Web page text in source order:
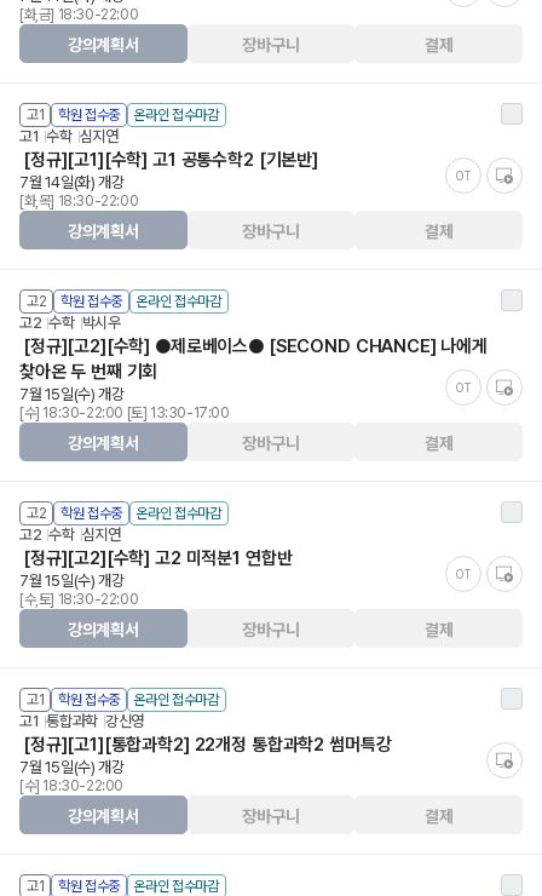
[화,금] 18:30-22:00
강의계획서 장바구니 결제
고1 학원 접수중 온라인 접수마감
고1 수학 심지연
[정규][고1][수학] 고1 공통수학2 [기본반]
OT
7월 14일(화) 개강
[화,목] 18:30-22:00
강의계획서 장바구니 결제
고2 학원 접수중 온라인 접수마감
고2 수학 박시우
[정규][고2][수학] ●제로베이스● [SECOND CHANCE] 나에게
찾아온 두 번째 기회
OT
7월 15일(수) 개강
[수] 18:30-22:00 [토] 13:30-17:00
강의계획서 장바구니 결제
고2 학원 접수중 온라인 접수마감
고2 수학 심지연
[정규][고2][수학] 고2 미적분1 연합반
OT
7월 15일(수) 개강
[수,토] 18:30-22:00
강의계획서 장바구니 결제
고1 학원 접수중 온라인 접수마감
고1 통합과학 강신영
[정규][고1][통합과학2] 22개정 통합과학2 썸머특강
7월 15일(수) 개강
[수] 18:30-22:00
강의계획서 장바구니 결제
고1 학원 접수중 온라인 접수마감